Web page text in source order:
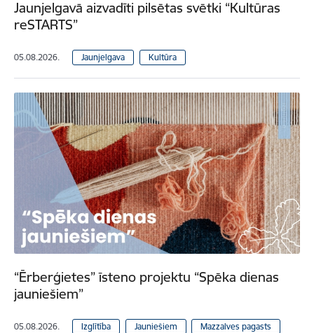
Jaunjelgavā aizvadīti pilsētas svētki “Kultūras
reSTARTS”
05.08.2026. Jaunjelgava Kultūra
“Ērberģietes” īsteno projektu “Spēka dienas
jauniešiem”
05.08.2026. Izglītība Jauniešiem Mazzalves pagasts